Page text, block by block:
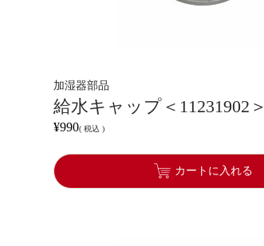
加湿器部品
給水キャップ＜11231902＞
¥990 税込
カートに入れる